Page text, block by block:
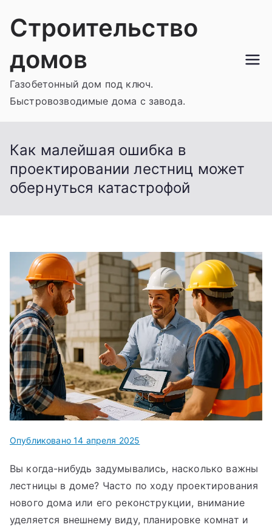
содержимому
Строительство
домов
Газобетонный дом под ключ.
Быстровозводимые дома с завода.
Как малейшая ошибка в
проектировании лестниц может
обернуться катастрофой
Опубликовано14 апреля 2025
Вы когда-нибудь задумывались, насколько важны
лестницы в доме? Часто по ходу проектирования
нового дома или его реконструкции, внимание
уделяется внешнему виду, планировке комнат и